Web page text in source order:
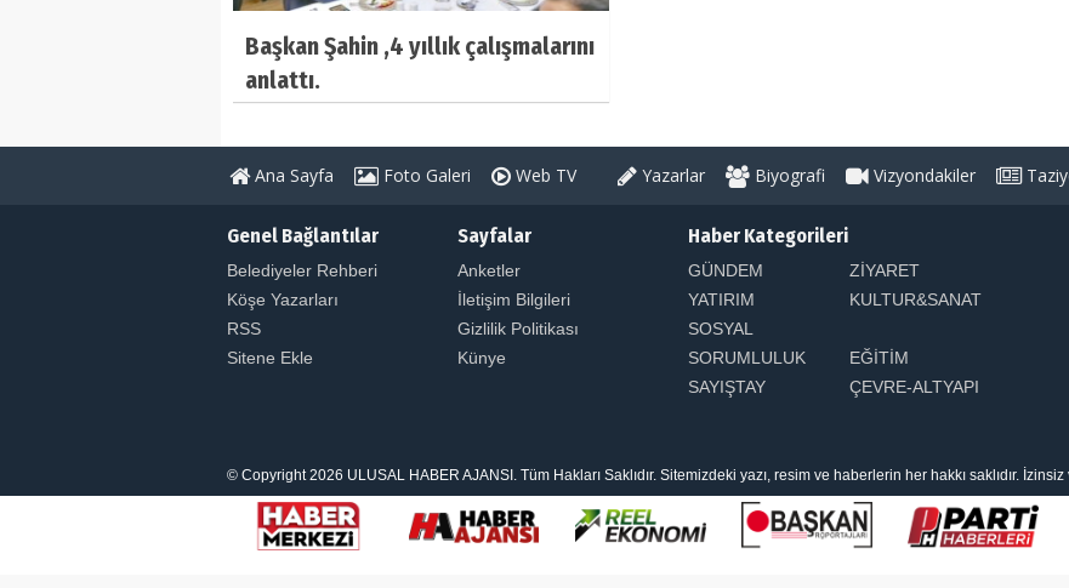
Başkan Şahin ,4 yıllık çalışmalarını
anlattı.
Ana Sayfa Foto Galeri Web TV Yazarlar Biyografi Vizyondakiler
Genel Bağlantılar
Belediyeler Rehberi
Köşe Yazarları
RSS
Sitene Ekle
Sayfalar
Anketler
İletişim Bilgileri
Gizlilik Politikası
Künye
Haber Kategorileri
GÜNDEM
ZİYARET
YATIRIM
KULTUR&SANAT
SOSYAL
SORUMLULUK
EĞİTİM
SAYIŞTAY
ÇEVRE-ALTYAPI
© Copyright 2026 ULUSAL HABER AJANSI. Tüm Hakları Saklıdır. Sitemizdeki yazı, resim ve haberlerin her hakkı saklıdır.